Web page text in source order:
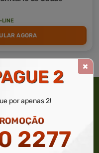
LINE
AGORA
2
por apenas 2!
2277